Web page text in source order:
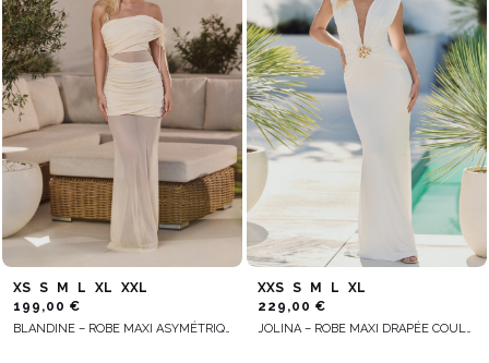
XS S M L XL
XXL
199,00 €
BLANDINE – ROBE MAXI ASYMÉTRIQUE JAUNE
XXS S M L
XL
229,00 €
JOLINA – ROBE MAXI DRAPÉE COULEUR ÉCRU